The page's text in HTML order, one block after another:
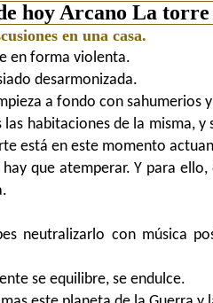
hoy Arcano La torre
en una casa.
en forma violenta.
desarmonizada.
a fondo con sahumerios
las habitaciones de la misma,
está en este momento
hay que atemperar. Y para
neutralizarlo con música
se equilibre, se endulce.